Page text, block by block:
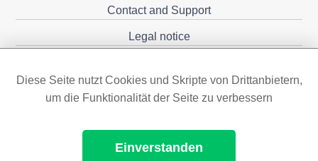
Contact and Support
Legal notice
Diese Seite nutzt Cookies und Skripte von Drittanbietern,
um die Funktionalität der Seite zu verbessern
Einverstanden